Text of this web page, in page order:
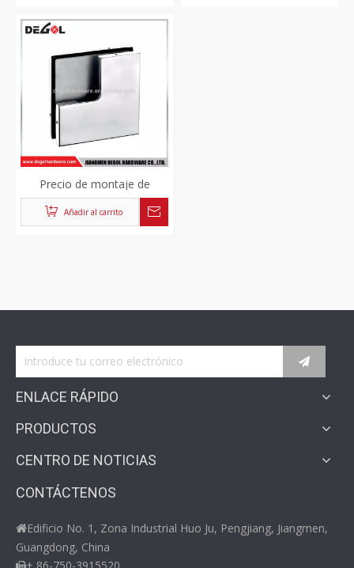
Precio de montaje de
parche de puerta de vidrio
de acero inoxidable
Añadir al carrito
ENLACE RÁPIDO
PRODUCTOS
CENTRO DE NOTICIAS
CONTÁCTENOS
Edificio No. 1, Zona Industrial Huo Ju, Pengjiang, Jiangmen,
Guangdong, China
+ 86-750-3915520